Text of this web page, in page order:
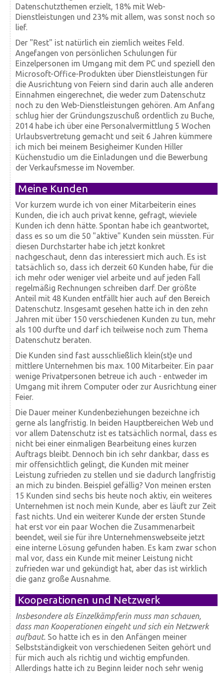
Datenschutzthemen erzielt, 18% mit Web-
Dienstleistungen und 23% mit allem, was sonst noch so
lief.
Der "Rest" ist natürlich ein ziemlich weites Feld.
Angefangen von persönlichen Schulungen für
Einzelpersonen im Umgang mit dem PC und speziell den
Microsoft-Office-Produkten über Dienstleistungen für
die Ausrichtung von Feiern sind darin auch alle anderen
Einnahmen eingerechnet, die weder zum Datenschutz
noch zu den Web-Dienstleistungen gehören. Am Anfang
schlug hier der Gründungszuschuß ordentlich zu Buche,
2014 habe ich über eine Personalvermittlung 5 Wochen
Urlaubsvertretung gemacht und seit 6 Jahren kümmere
ich mich bei meinem Besigheimer Kunden Hiller
Küchenstudio um die Einladungen und die Bewerbung
der Verkaufsmesse im November.
Meine Kunden
Vor kurzem wurde ich von einer Mitarbeiterin eines
Kunden, die ich auch privat kenne, gefragt, wieviele
Kunden ich denn hätte. Spontan habe ich geantwortet,
dass es so um die 50 "aktive" Kunden sein müssten. Für
diesen Durchstarter habe ich jetzt konkret
nachgeschaut, denn das interessiert mich auch. Es ist
tatsächlich so, dass ich derzeit 60 Kunden habe, für die
ich mehr oder weniger viel arbeite und auf jeden Fall
regelmäßig Rechnungen schreiben darf. Der größte
Anteil mit 48 Kunden entfällt hier auch auf den Bereich
Datenschutz. Insgesamt gesehen hatte ich in den zehn
Jahren mit über 150 verschiedenen Kunden zu tun, mehr
als 100 durfte und darf ich teilweise noch zum Thema
Datenschutz beraten.
Die Kunden sind fast ausschließlich klein(st)e und
mittlere Unternehmen bis max. 100 Mitarbeiter. Ein paar
wenige Privatpersonen betreue ich auch - entweder im
Umgang mit ihrem Computer oder zur Ausrichtung einer
Feier.
Die Dauer meiner Kundenbeziehungen bezeichne ich
gerne als langfristig. In beiden Hauptbereichen Web und
vor allem Datenschutz ist es tatsächlich normal, dass es
nicht bei einer einmaligen Bearbeitung eines kurzen
Auftrags bleibt. Dennoch bin ich sehr dankbar, dass es
mir offensichtlich gelingt, die Kunden mit meiner
Leistung zufrieden zu stellen und sie dadurch langfristig
an mich zu binden. Beispiel gefällig? Von meinen ersten
15 Kunden sind sechs bis heute noch aktiv, ein weiteres
Unternehmen ist noch mein Kunde, aber es läuft zur Zeit
fast nichts. Und ein weiterer Kunde der ersten Stunde
hat erst vor ein paar Wochen die Zusammenarbeit
beendet, weil sie für ihre Unternehmenswebseite jetzt
eine interne Lösung gefunden haben. Es kam zwar schon
mal vor, dass ein Kunde mit meiner Leistung nicht
zufrieden war und gekündigt hat, aber das ist wirklich
die ganz große Ausnahme.
Kooperationen und Netzwerk
Insbesondere als Einzelkämpferin muss man schauen,
dass man Kooperationen eingeht und sich ein Netzwerk
aufbaut. So hatte ich es in den Anfängen meiner
Selbstständigkeit von verschiedenen Seiten gehört und
für mich auch als richtig und wichtig empfunden.
Allerdings hatte ich zu Beginn leider noch sehr wenig